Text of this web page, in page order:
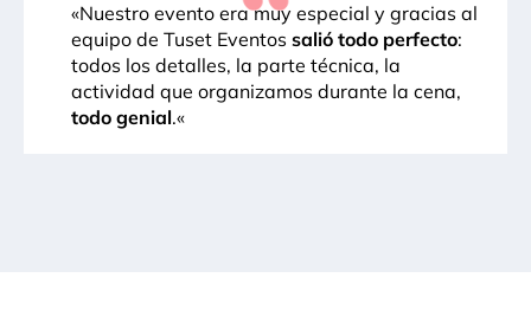
«Nuestro evento era muy especial y gracias al
equipo de Tuset Eventos salió todo perfecto:
todos los detalles, la parte técnica, la
actividad que organizamos durante la cena,
todo genial.«